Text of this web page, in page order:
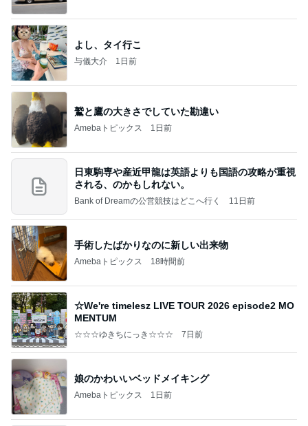
よし、タイ行こ
与儀大介 1日前
鷲と鷹の大きさでしていた勘違い
Amebaトピックス 1日前
日東駒専や産近甲龍は英語よりも国語の攻略が重視
される、のかもしれない。
Bank of Dreamの公営競技はどこへ行く 11日前
手術したばかりなのに新しい出来物
Amebaトピックス 18時間前
☆We're timelesz LIVE TOUR 2026 episode2 MO
MENTUM
☆☆☆ゆきちにっき☆☆☆ 7日前
娘のかわいいベッドメイキング
Amebaトピックス 1日前